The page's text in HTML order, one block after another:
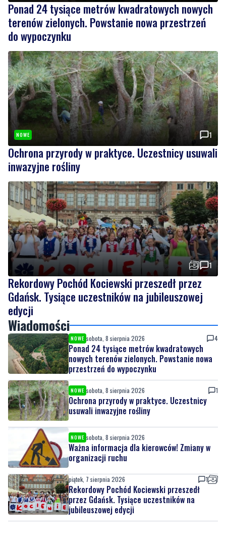
Ponad 24 tysiące metrów kwadratowych nowych
terenów zielonych. Powstanie nowa przestrzeń
do wypoczynku
NOWE 1
Ochrona przyrody w praktyce. Uczestnicy usuwali
inwazyjne rośliny
1
Rekordowy Pochód Kociewski przeszedł przez
Gdańsk. Tysiące uczestników na jubileuszowej
edycji
Wiadomości
NOWE sobota, 8 sierpnia 2026 4
Ponad 24 tysiące metrów kwadratowych
nowych terenów zielonych. Powstanie nowa
przestrzeń do wypoczynku
NOWE sobota, 8 sierpnia 2026 1
Ochrona przyrody w praktyce. Uczestnicy
usuwali inwazyjne rośliny
NOWE sobota, 8 sierpnia 2026
Ważna informacja dla kierowców! Zmiany w
organizacji ruchu
piątek, 7 sierpnia 2026 1
Rekordowy Pochód Kociewski przeszedł
przez Gdańsk. Tysiące uczestników na
jubileuszowej edycji